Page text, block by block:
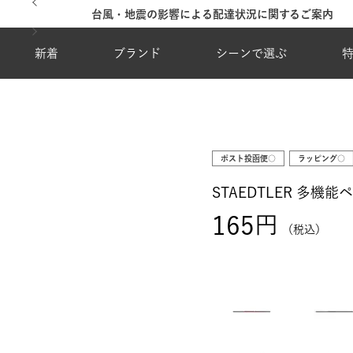
台風・地震の影響による配達状況に関するご案内
新着 ブランド シーンで選ぶ
ポスト投函便○ ラッピング○
STAEDTLER 多機能
165 税込